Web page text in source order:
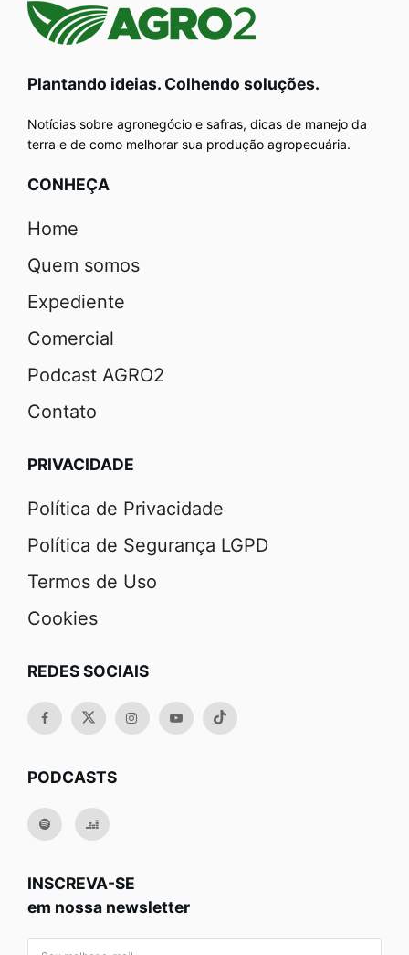
Plantando ideias. Colhendo soluções.
Notícias sobre agronegócio e safras, dicas de manejo da
terra e de como melhorar sua produção agropecuária.
CONHEÇA
Home
Quem somos
Expediente
Comercial
Podcast AGRO2
Contato
PRIVACIDADE
Política de Privacidade
Política de Segurança LGPD
Termos de Uso
Cookies
REDES SOCIAIS
PODCASTS
INSCREVA-SE
em nossa newsletter